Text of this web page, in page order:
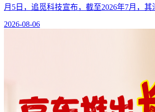
月5日，追觅科技宣布，截至2026年7月，
2026-08-06